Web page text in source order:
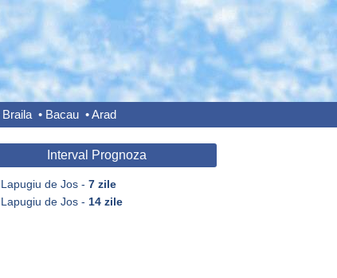
Braila • Bacau •Arad
Interval Prognoza
Lapugiu de Jos - 7 zile
Lapugiu de Jos - 14 zile